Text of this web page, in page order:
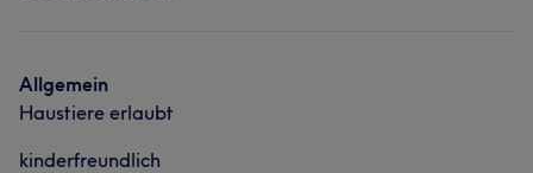
Allgemein
Haustiere erlaubt
kinderfreundlich